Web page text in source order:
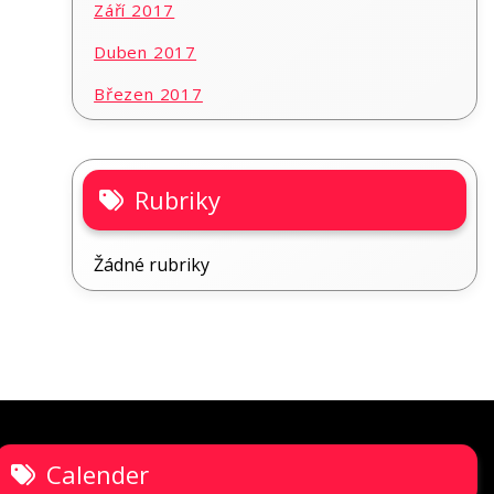
Září 2017
Duben 2017
Březen 2017
Rubriky
Žádné rubriky
Calender